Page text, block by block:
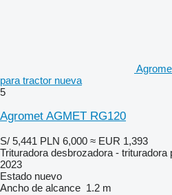
para tractor nueva
5
Agromet AGMET RG120
S/ 5,441 PLN 6,000 ≈ EUR 1,393
Trituradora desbrozadora - trituradora
2023
Estado nuevo
Ancho de alcance 1.2 m